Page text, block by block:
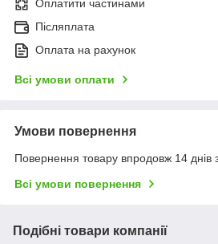
Оплатити частинами
Післяплата
Оплата на рахунок
Всі умови оплати
Умови повернення
Повернення товару впродовж 14 днів
Всі умови повернення
Подібні товари компанії